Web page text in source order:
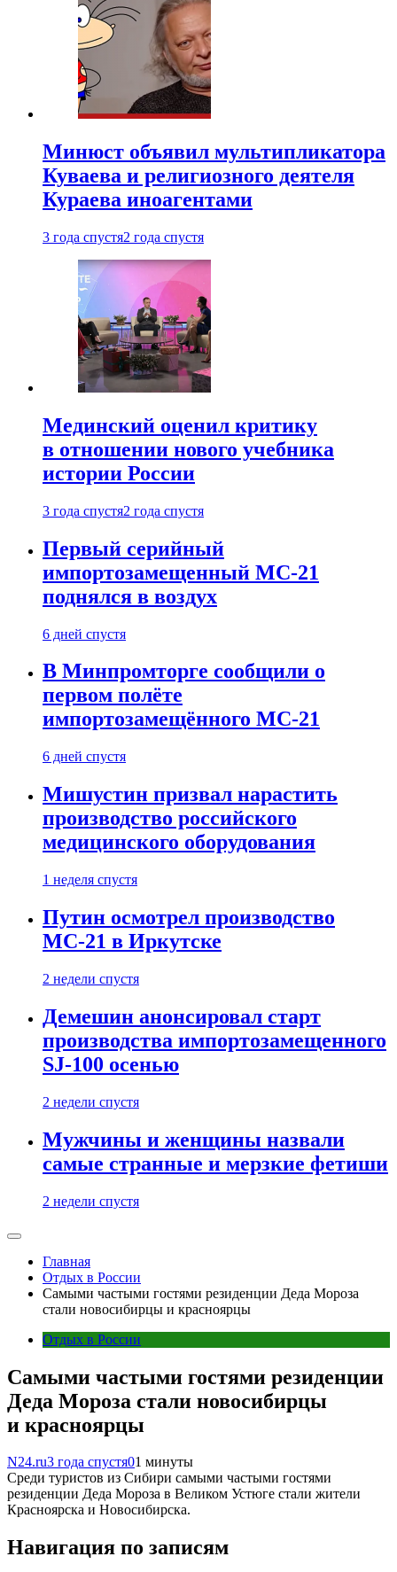
Минюст объявил мультипликатора
Куваева и религиозного деятеля
Кураева иноагентами
3 года спустя2 года спустя
Мединский оценил критику
в отношении нового учебника
истории России
3 года спустя2 года спустя
Первый серийный
импортозамещенный МС-21
поднялся в воздух
6 дней спустя
В Минпромторге сообщили о
первом полёте
импортозамещённого МС-21
6 дней спустя
Мишустин призвал нарастить
производство российского
медицинского оборудования
1 неделя спустя
Путин осмотрел производство
МС-21 в Иркутске
2 недели спустя
Демешин анонсировал старт
производства импортозамещенного
SJ-100 осенью
2 недели спустя
Мужчины и женщины назвали
самые странные и мерзкие фетиши
2 недели спустя
Главная
Отдых в России
Самыми частыми гостями резиденции Деда Мороза
стали новосибирцы и красноярцы
Отдых в России
Самыми частыми гостями резиденции
Деда Мороза стали новосибирцы
и красноярцы
N24.ru3 года спустя01 минуты
Среди туристов из Сибири самыми частыми гостями
резиденции Деда Мороза в Великом Устюге стали жители
Красноярска и Новосибирска.
Навигация по записям